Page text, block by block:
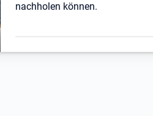
nachholen können.